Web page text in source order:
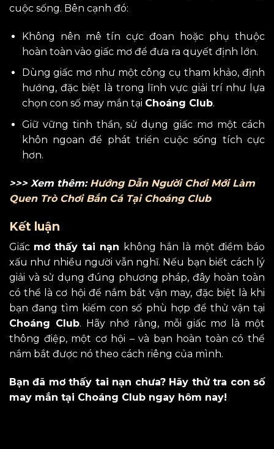
cuộc sống. Bên cạnh đó:
Không nên mê tín cực đoan hoặc phụ thuộc
hoàn toàn vào giấc mơ để đưa ra quyết định lớn.
Dùng giấc mơ như một công cụ tham khảo, định
hướng, đặc biệt là trong lĩnh vực giải trí như lựa
chọn con số may mắn tại Choáng Club.
Giữ vững tinh thần, sử dụng giấc mơ một cách
khôn ngoan để phát triển cuộc sống tích cực
hơn.
>>> Xem thêm: Hướng Dẫn Người Chơi Mới Làm
Quen Trò Chơi Bắn Cá Tại Choáng Club
Kết luận
Giấc mơ thấy tai nạn không hẳn là một điềm báo
xấu như nhiều người vẫn nghĩ. Nếu bạn biết cách lý
giải và sử dụng đúng phương pháp, đây hoàn toàn
có thể là cơ hội để nắm bắt vận may, đặc biệt là khi
bạn đang tìm kiếm con số phù hợp để thử vận tại
Choáng Club. Hãy nhớ rằng, mỗi giấc mơ là một
thông điệp, một cơ hội – và bạn hoàn toàn có thể
nắm bắt được nó theo cách riêng của mình.
Bạn đã mơ thấy tai nạn chưa? Hãy thử tra con số
may mắn tại Choáng Club ngay hôm nay!